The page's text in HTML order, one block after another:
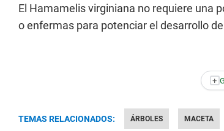
El Hamamelis virginiana no requiere una
o enfermas para potenciar el desarrollo
+
TEMAS RELACIONADOS: ÁRBOLES MACETA